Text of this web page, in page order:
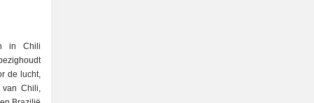
in Chili
de lucht,
van Chili,